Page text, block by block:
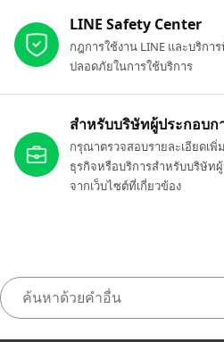
LINE Safety Center
กฎการใช้งาน LINE และบริกา
ปลอดภัยในการใช้บริการ
สำหรับบริษัทผู้ประกอบ
กรุณาตรวจสอบรายละเอียดเพิ่
ธุรกิจหรือบริการสำหรับบริษัท
จากเว็บไซต์ที่เกี่ยวข้อง